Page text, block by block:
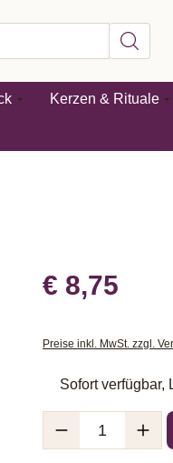
Kerzen & Rituale
€ 8,75
Preise inkl. MwSt. zzgl.
Sofort verfügbar,
Produkt Anzahl: Gib